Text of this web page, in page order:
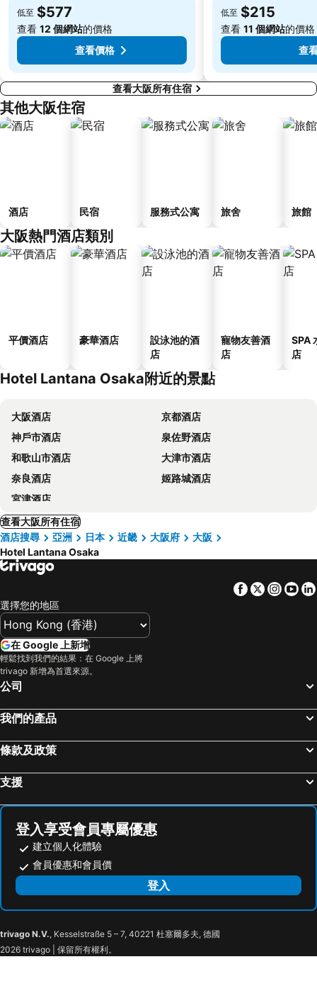
Nishikujo Station
Nara Park
Kawaramachi Station
低至 $577
查看 12 個網站的價格
查看價格
低至 $215
查看 11 個網站的價格
查
查看大阪所有住宿
其他大阪住宿
酒店 民宿 服務式公寓 旅舍 旅館
大阪熱門酒店類別
平價酒店 豪華酒店
設泳池的酒
店
寵物友善酒
店
SPA
店
Hotel Lantana Osaka附近的景點
大阪酒店
京都酒店
神戶市酒店
泉佐野酒店
和歌山市酒店
大津市酒店
奈良酒店
姬路城酒店
宮津酒店
查看大阪所有住宿
酒店搜尋
亞洲 日本 近畿 大阪府
大阪
Hotel Lantana Osaka
Facebook
Twitter
選擇您的地區
在 Google 上新增
輕鬆找到我們的結果：在 Google 上將
trivago 新增為首選來源。
公司
我們的產品
條款及政策
支援
登入享受會員專屬優惠
建立個人化體驗
會員優惠和會員價
登入
trivago N.V., Kesselstraße 5 – 7, 40221 杜塞爾多夫, 德國
2026 trivago | 保留所有權利。